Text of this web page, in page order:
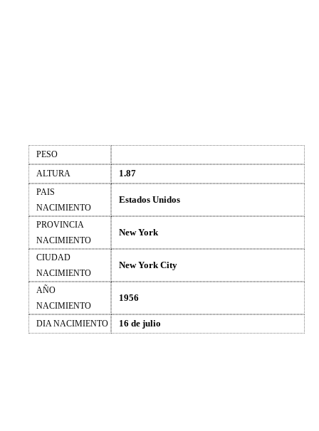
PESO
ALTURA
1.87
PAIS
NACIMIENTO
Estados Unidos
PROVINCIA
NACIMIENTO
New York
CIUDAD
NACIMIENTO
New York City
AÑO
NACIMIENTO
1956
DIA NACIMIENTO 16 de julio